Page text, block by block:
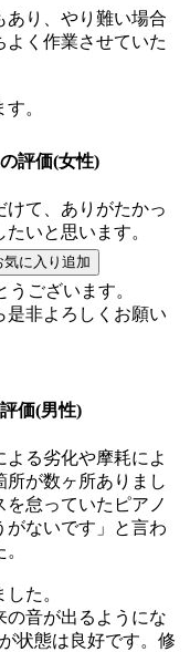
あり、やり難い場合
よく作業させていた
。
評価(女性)
けて、ありがたかっ
いと思います。
ございます。
是非よろしくお願い
価(男性)
る劣化や摩耗によ
所が数ヶ所ありまし
怠っていたピアノ
がないです」と言わ
た。
の音が出るようにな
状態は良好です。修